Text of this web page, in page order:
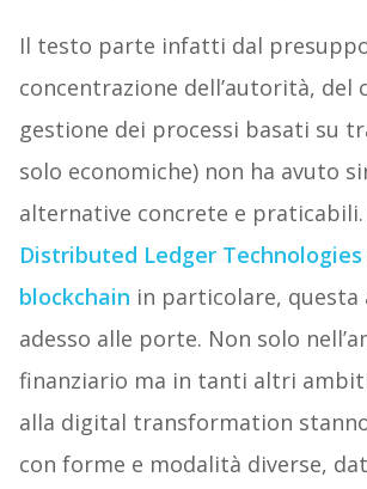
Il testo parte infatti dal
concentrazione dell’autorità, del
gestione dei processi basati su
solo economiche) non ha avuto
alternative concrete e praticabili.
Distributed Ledger Technologies
blockchain in particolare, questa
adesso alle porte. Non solo
finanziario ma in tanti altri
alla digital transformation
con forme e modalità diverse,